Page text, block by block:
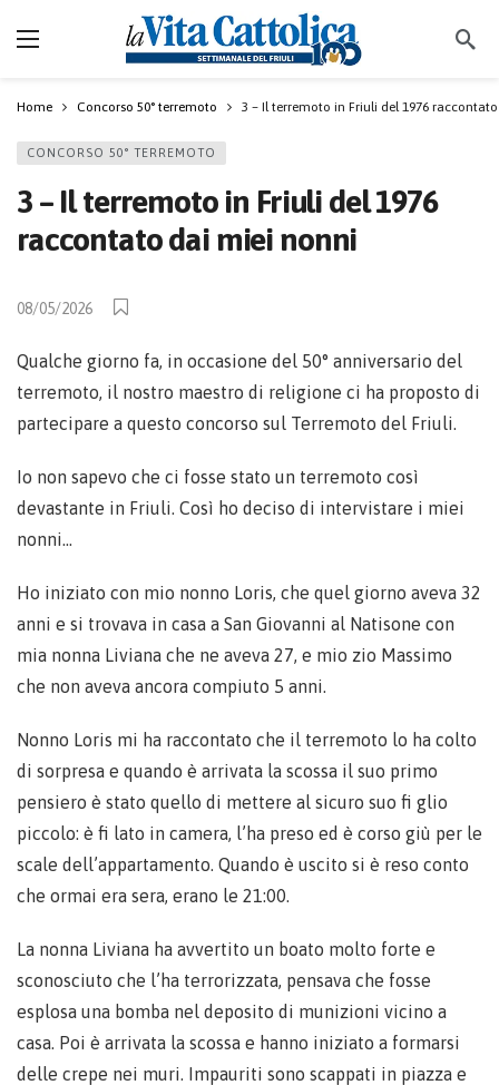
Home Concorso 50° terremoto 3 – Il terremoto in Friuli del 1976
CONCORSO 50° TERREMOTO
3 – Il terremoto in Friuli del 1976
raccontato dai miei nonni
08/05/2026
Qualche giorno fa, in occasione del 50° anniversario del
terremoto, il nostro maestro di religione ci ha proposto di
partecipare a questo concorso sul Terremoto del Friuli.
Io non sapevo che ci fosse stato un terremoto così
devastante in Friuli. Così ho deciso di intervistare i miei
nonni…
Ho iniziato con mio nonno Loris, che quel giorno aveva 32
anni e si trovava in casa a San Giovanni al Natisone con
mia nonna Liviana che ne aveva 27, e mio zio Massimo
che non aveva ancora compiuto 5 anni.
Nonno Loris mi ha raccontato che il terremoto lo ha colto
di sorpresa e quando è arrivata la scossa il suo primo
pensiero è stato quello di mettere al sicuro suo fi glio
piccolo: è fi lato in camera, l’ha preso ed è corso giù per le
scale dell’appartamento. Quando è uscito si è reso conto
che ormai era sera, erano le 21:00.
La nonna Liviana ha avvertito un boato molto forte e
sconosciuto che l’ha terrorizzata, pensava che fosse
esplosa una bomba nel deposito di munizioni vicino a
casa. Poi è arrivata la scossa e hanno iniziato a formarsi
delle crepe nei muri. Impauriti sono scappati in piazza e